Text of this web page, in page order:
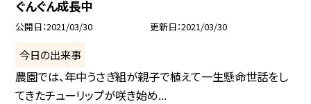
ぐんぐん成長中
公開日 2021/03/30 更新日 2021/03/30
今日の出来事
農園では、年中うさぎ組が親子で植えて一生懸命世話をし
てきたチューリップが咲き始め...